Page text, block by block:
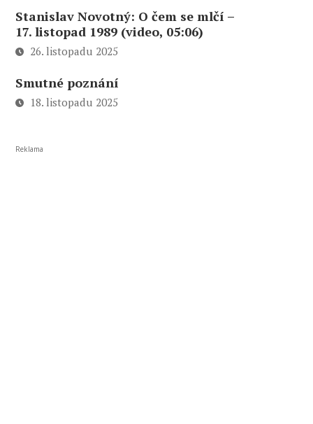
Stanislav Novotný: O čem se mlčí –
17. listopad 1989 (video, 05:06)
26. listopadu 2025
Smutné poznání
18. listopadu 2025
Reklama